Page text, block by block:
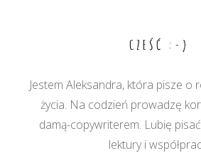
CZEŚĆ :-)
Jestem Aleksandra, która pisze o
życia. Na codzień prowadzę
damą-copywriterem. Lubię
lektury i